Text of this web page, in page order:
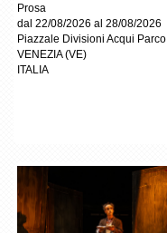
Prosa
dal 22/08/2026 al 28/08/2026
Piazzale Divisioni Acqui Parco
VENEZIA(VE)
ITALIA